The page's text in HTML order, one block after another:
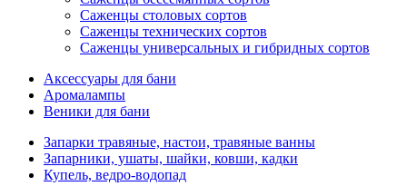
Саженцы столовых сортов
Саженцы технических сортов
Саженцы универсальных и гибридных сортов
Аксессуары для бани
Аромалампы
Веники для бани
Запарки травяные, настои, травяные ванны
Запарники, ушаты, шайки, ковши, кадки
Купель, ведро-водопад